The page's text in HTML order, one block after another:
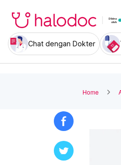
Chat dengan Dokter
Home